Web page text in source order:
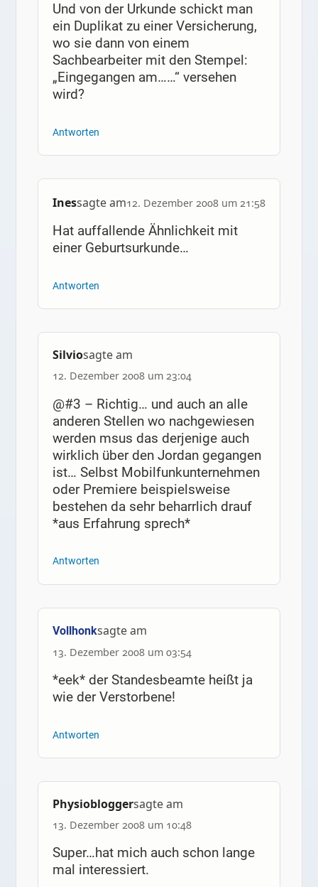
Und von der Urkunde schickt man
ein Duplikat zu einer Versicherung,
wo sie dann von einem
Sachbearbeiter mit den Stempel:
„Eingegangen am……“ versehen
wird?
Antworten
Inessagte am12. Dezember 2008 um 21:58
Hat auffallende Ähnlichkeit mit
einer Geburtsurkunde…
Antworten
Silviosagte am
12. Dezember 2008 um 23:04
@#3 – Richtig… und auch an alle
anderen Stellen wo nachgewiesen
werden msus das derjenige auch
wirklich über den Jordan gegangen
ist… Selbst Mobilfunkunternehmen
oder Premiere beispielsweise
bestehen da sehr beharrlich drauf
*aus Erfahrung sprech*
Antworten
Vollhonksagte am
13. Dezember 2008 um 03:54
*eek* der Standesbeamte heißt ja
wie der Verstorbene!
Antworten
Physiobloggersagte am
13. Dezember 2008 um 10:48
Super…hat mich auch schon lange
mal interessiert.